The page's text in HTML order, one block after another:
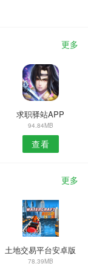
更多
求职驿站APP
94.84MB
查看
更多
土地交易平台安卓版
78.39MB